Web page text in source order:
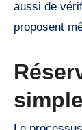
aussi de
proposent